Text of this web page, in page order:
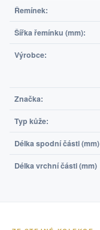
Řemínek:
Šířka řemínku (mm):
Výrobce:
Značka:
Typ kůže:
Délka spodní části (mm)
Délka vrchní části (mm)